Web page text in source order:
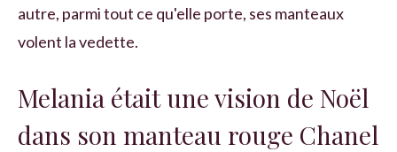
autre, parmi tout ce qu'elle porte, ses manteaux
volent la vedette.
Melania était une vision de Noël
dans son manteau rouge Chanel